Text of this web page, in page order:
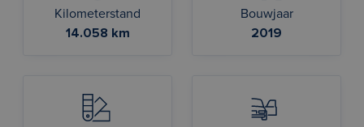
Kilometerstand
14.058 km
Bouwjaar
2019